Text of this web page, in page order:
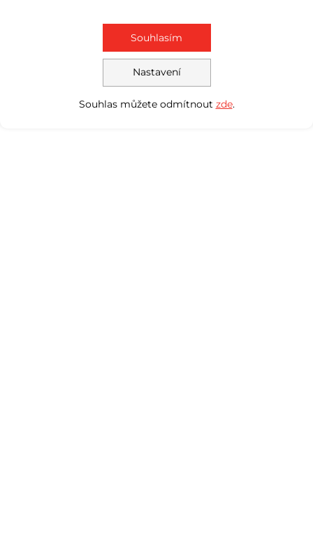
Nastavení
Souhlasím
Souhlas můžete odmítnout zde.